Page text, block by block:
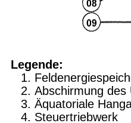
Legende:
Abschirmung des
Äquatoriale
Steuertriebwerk